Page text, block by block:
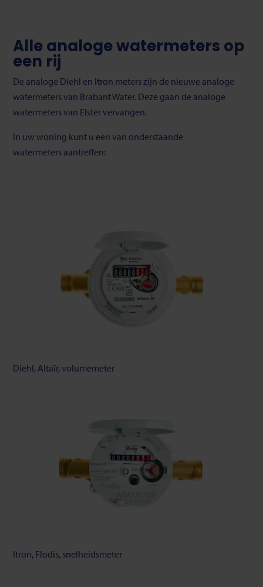
Alle analoge watermeters op
een rij
De analoge Diehl en Itron meters zijn de nieuwe analoge
watermeters van Brabant Water. Deze gaan de analoge
watermeters van Elster vervangen.
In uw woning kunt u een van onderstaande
watermeters aantreffen:
Diehl, Altaïr, volumemeter
Itron, Flodis, snelheidsmeter